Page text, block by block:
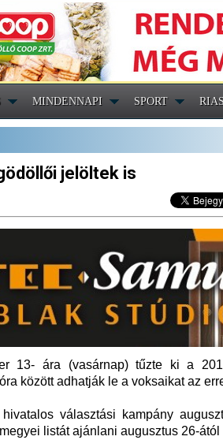
MINDENNAPI SPORT
jelöltek is
13- ára (vasárnap) tűzte ki a
között adhatják le a voksaikat az
választási kampány
listát ajánlani augusztus 26-